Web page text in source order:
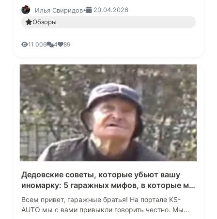
собрания, где гламурное российское
автомобильное сообщество торгует лицом и по…
Илья Свиридов•
20.04.2026
Обзоры
11 006 4 89
Дедовские советы, которые убьют вашу
иномарку: 5 гаражных мифов, в которые мы
до сих пор верим.
Всем привет, гаражные братья! На портале KS-
AUTO мы с вами привыкли говорить честно. Мы